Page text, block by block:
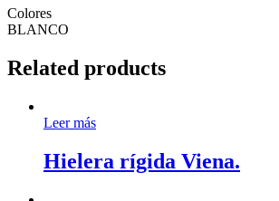
Colores
BLANCO
Related products
Leer más
Hielera rígida Viena.